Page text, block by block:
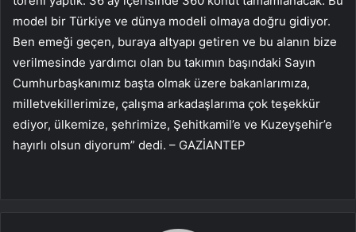
model bir Türkiye ve dünya modeli olmaya doğru gidiyor.
Ben emeği geçen, buraya altyapı getiren ve bu alanın bize
verilmesinde yardımcı olan bu takımın başındaki Sayın
Cumhurbaşkanımız başta olmak üzere bakanlarımıza,
milletvekillerimize, çalışma arkadaşlarıma çok teşekkür
ediyor, ülkemize, şehrimize, Şehitkamil’e ve Kuzeyşehir’e
hayırlı olsun diyorum” dedi. – GAZİANTEP